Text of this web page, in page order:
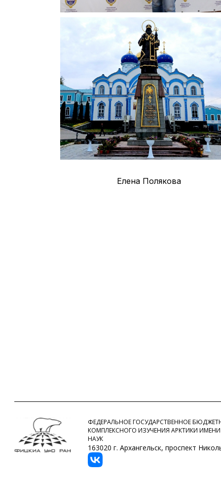
Елена Полякова
ФЕДЕРАЛЬНОЕ ГОСУДАРСТВЕННОЕ
КОМПЛЕКСНОГО ИЗУЧЕНИЯ АРКТИКИ
НАУК
163020 г. Архангельск, проспект